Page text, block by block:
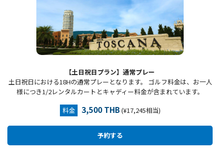
【土日祝日プラン】通常プレー
土日祝日における18Hの通常プレーとなります。 ゴルフ料金は、お一人
様につき1/2レンタルカートとキャディー料金が含まれています。
料金
3,500 THB(¥17,245相当)